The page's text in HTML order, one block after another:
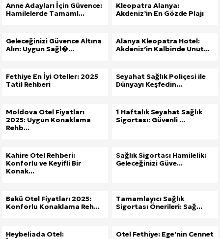
Anne Adayları İçin Güvence:
Hamilelerde Tamaml...
Kleopatra Alanya:
Akdeniz’in En Gözde Plajı
Geleceğinizi Güvence Altına
Alın: Uygun Sağl�...
Alanya Kleopatra Hotel:
Akdeniz’in Kalbinde Unut...
Fethiye En İyi Oteller: 2025
Tatil Rehberi
Seyahat Sağlık Poliçesi ile
Dünyayı Keşfedin...
Moldova Otel Fiyatları
2025: Uygun Konaklama
Rehb...
1 Haftalık Seyahat Sağlık
Sigortası: Güvenli ...
Kahire Otel Rehberi:
Konforlu ve Keyifli Bir
Konak...
Sağlık Sigortası Hamilelik:
Geleceğinizi Güve...
Bakü Otel Fiyatları 2025:
Konforlu Konaklama Reh...
Tamamlayıcı Sağlık
Sigortası Önerileri: Sağ...
Heybeliada Otel:
Otel Fethiye: Ege’nin Cennet